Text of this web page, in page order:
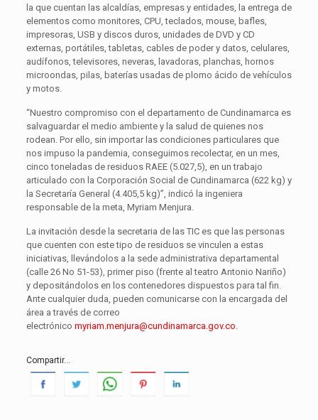
la que cuentan las alcaldías, empresas y entidades, la entrega de
elementos como monitores, CPU, teclados, mouse, bafles,
impresoras, USB y discos duros, unidades de DVD y CD
externas, portátiles, tabletas, cables de poder y datos, celulares,
audífonos, televisores, neveras, lavadoras, planchas, hornos
microondas, pilas, baterías usadas de plomo ácido de vehículos
y motos.
“Nuestro compromiso con el departamento de Cundinamarca es
salvaguardar el medio ambiente y la salud de quienes nos
rodean. Por ello, sin importar las condiciones particulares que
nos impuso la pandemia, conseguimos recolectar, en un mes,
cinco toneladas de residuos RAEE (5.027,5), en un trabajo
articulado con la Corporación Social de Cundinamarca (622 kg) y
la Secretaría General (4.405,5 kg)”, indicó la ingeniera
responsable de la meta, Myriam Menjura.
La invitación desde la secretaria de las TIC es que las personas
que cuenten con este tipo de residuos se vinculen a estas
iniciativas, llevándolos a la sede administrativa departamental
(calle 26 No 51-53), primer piso (frente al teatro Antonio Nariño)
y depositándolos en los contenedores dispuestos para tal fin.
Ante cualquier duda, pueden comunicarse con la encargada del
área a través de correo
electrónico myriam.menjura@cundinamarca.gov.co
Compartir...